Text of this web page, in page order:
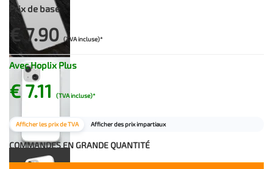
Prix de base
€ 7.90 (TVA incluse)*
Avec Hoplix Plus
€ 7.11 (TVA incluse)*
Afficher les prix de TVA Afficher des prix impartiaux
COMMANDES EN GRANDE QUANTITÉ